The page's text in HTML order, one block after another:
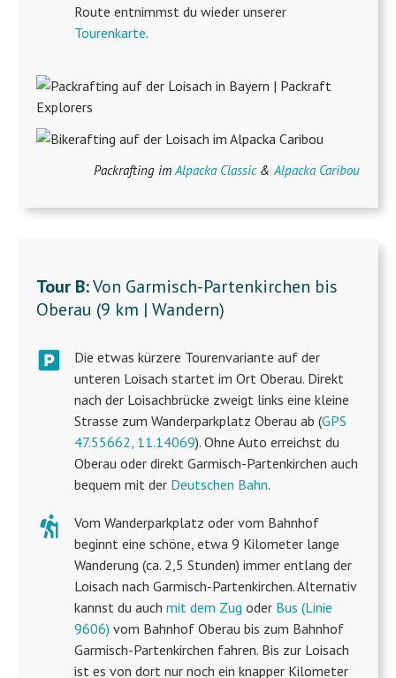
Route entnimmst du wieder unserer
Tourenkarte.
Packrafting im Alpacka Classic& Alpacka Caribou
Tour B:Von Garmisch-Partenkirchen bis
Oberau (9 km | Wandern)
Die etwas kürzere Tourenvariante auf der
unteren Loisach startet im Ort Oberau. Direkt
nach der Loisachbrücke zweigt links eine kleine
Strasse zum Wanderparkplatz Oberau ab (GPS
47.55662, 11.14069). Ohne Auto erreichst du
Oberau oder direkt Garmisch-Partenkirchen auch
bequem mit der Deutschen Bahn.
Vom Wanderparkplatz oder vom Bahnhof
beginnt eine schöne, etwa 9 Kilometer lange
Wanderung (ca. 2,5 Stunden) immer entlang der
Loisach nach Garmisch-Partenkirchen. Alternativ
kannst du auch mit dem Zug oder Bus (Linie
9606) vom Bahnhof Oberau bis zum Bahnhof
Garmisch-Partenkirchen fahren. Bis zur Loisach
ist es von dort nur noch ein knapper Kilometer